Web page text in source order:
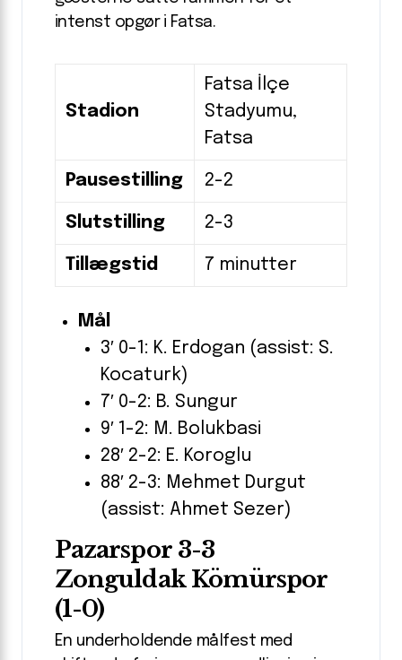
intenst opgør i Fatsa.
Stadion
Fatsa İlçe
Stadyumu,
Fatsa
Pausestilling 2-2
Slutstilling 2-3
Tillægstid 7 minutter
Mål
3′ 0-1: K. Erdogan (assist: S.
Kocaturk)
7′ 0-2: B. Sungur
9′ 1-2: M. Bolukbasi
28′ 2-2: E. Koroglu
88′ 2-3: Mehmet Durgut
(assist: Ahmet Sezer)
Pazarspor 3-3
Zonguldak Kömürspor
(1-0)
En underholdende målfest med